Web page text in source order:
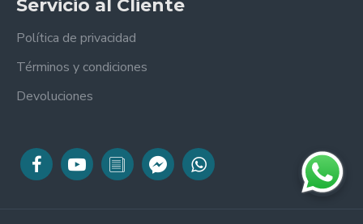
Servicio al Cliente
Política de privacidad
Términos y condiciones
Devoluciones